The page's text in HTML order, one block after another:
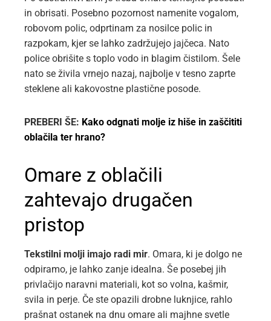
in obrisati. Posebno pozornost namenite vogalom,
robovom polic, odprtinam za nosilce polic in
razpokam, kjer se lahko zadržujejo jajčeca. Nato
police obrišite s toplo vodo in blagim čistilom. Šele
nato se živila vrnejo nazaj, najbolje v tesno zaprte
steklene ali kakovostne plastične posode.
PREBERI ŠE: Kako odgnati molje iz hiše in zaščititi
oblačila ter hrano?
Omare z oblačili
zahtevajo drugačen
pristop
Tekstilni molji imajo radi mir. Omara, ki je dolgo ne
odpiramo, je lahko zanje idealna. Še posebej jih
privlačijo naravni materiali, kot so volna, kašmir,
svila in perje. Če ste opazili drobne luknjice, rahlo
prašnat ostanek na dnu omare ali majhne svetle